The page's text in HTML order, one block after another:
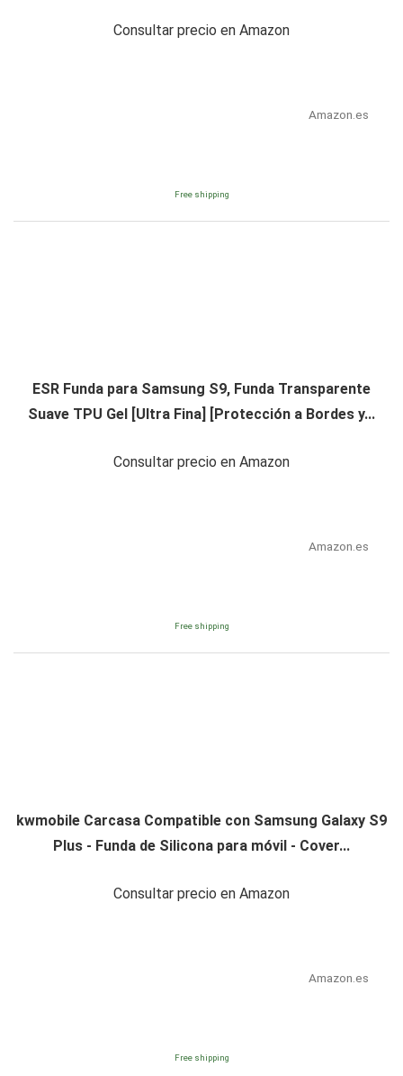
Consultar precio en Amazon
Amazon.es
Free shipping
ESR Funda para Samsung S9, Funda Transparente
Suave TPU Gel [Ultra Fina] [Protección a Bordes y...
Consultar precio en Amazon
Amazon.es
Free shipping
kwmobile Carcasa Compatible con Samsung Galaxy S9
Plus - Funda de Silicona para móvil - Cover...
Consultar precio en Amazon
Amazon.es
Free shipping